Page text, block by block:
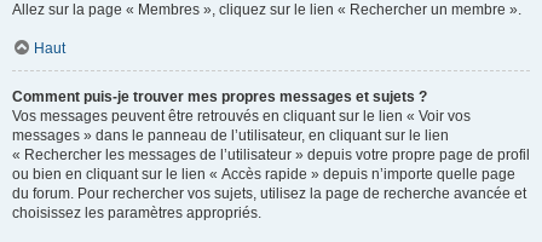
Allez sur la page « Membres », cliquez sur le lien « Rechercher un membre ».
Haut
Comment puis-je trouver mes propres messages et sujets ?
Vos messages peuvent être retrouvés en cliquant sur le lien « Voir vos
messages » dans le panneau de l’utilisateur, en cliquant sur le lien
« Rechercher les messages de l’utilisateur » depuis votre propre page de profil
ou bien en cliquant sur le lien « Accès rapide » depuis n’importe quelle page
du forum. Pour rechercher vos sujets, utilisez la page de recherche avancée et
choisissez les paramètres appropriés.